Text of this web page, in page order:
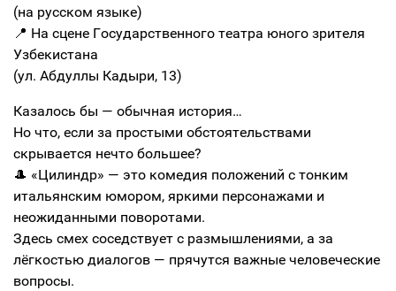
(на русском языке)
📍 На сцене Государственного театра юного зрителя
Узбекистана
(ул. Абдуллы Кадыри, 13)
Казалось бы — обычная история…
Но что, если за простыми обстоятельствами
скрывается нечто большее?
🎩 «Цилиндр» — это комедия положений с тонким
итальянским юмором, яркими персонажами и
неожиданными поворотами.
Здесь смех соседствует с размышлениями, а за
лёгкостью диалогов — прячутся важные человеческие
вопросы.